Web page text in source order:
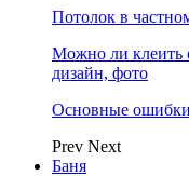
Потолок в
Можно ли клеить
дизайн, фото
Основные
Prev Next
Баня